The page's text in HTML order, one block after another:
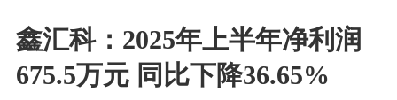
鑫汇科：2025年上半年净利润
675.5万元 同比下降36.65%